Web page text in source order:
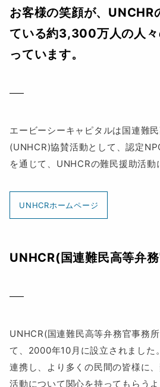
お客様の笑顔が、UNCHR
ている約3,300万人の人
っています。
エービーシーキャピタルは国連難
(UNHCR)協賛活動として、認定
を通じて、UNHCRの難民援助活動
UNHCRホームページ
UNHCR(国連難民高等弁
UNHCR(国連難民高等弁務官事務
て、2000年10月に設立されました
連携し、より多くの民間の皆様に
活動について関心を持ってもらう